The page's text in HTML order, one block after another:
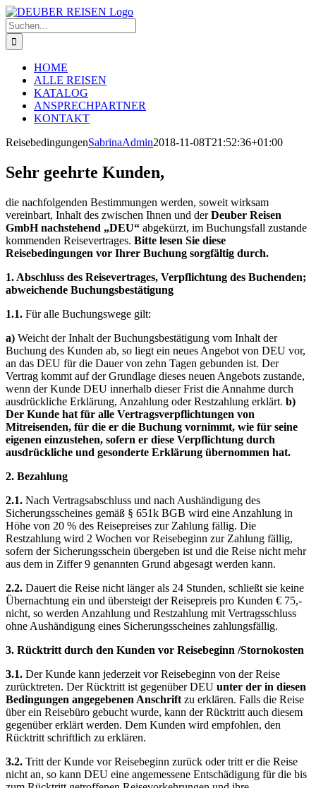
Zum
Inhalt
springen
Suche
nach:
HOME
ALLE REISEN
KATALOG
ANSPRECHPARTNER
KONTAKT
ReisebedingungenSabrinaAdmin2018-11-08T21:52:36+01:00
Sehr geehrte Kunden,
die nachfolgenden Bestimmungen werden, soweit wirksam
vereinbart, Inhalt des zwischen Ihnen und derDeuber Reisen
GmbH nachstehend „DEU“ abgekürzt, im Buchungsfall zustande
kommenden Reisevertrages. Bitte lesen Sie diese
Reisebedingungen vor Ihrer Buchung sorgfältig durch.
1. Abschluss des Reisevertrages, Verpflichtung des Buchenden;
abweichende Buchungsbestätigung
1.1. Für alle Buchungswege gilt:
a) Weicht der Inhalt der Buchungsbestätigung vom Inhalt der
Buchung des Kunden ab, so liegt ein neues Angebot von DEU vor,
an das DEU für die Dauer von zehn Tagen gebunden ist. Der
Vertrag kommt auf der Grundlage dieses neuen Angebots zustande,
wenn der Kunde DEU innerhalb dieser Frist die Annahme durch
ausdrückliche Erklärung, Anzahlung oder Restzahlung erklärt. b)
Der Kunde hat für alle Vertragsverpflichtungen von
Mitreisenden, für die er die Buchung vornimmt, wie für seine
eigenen einzustehen, sofern er diese Verpflichtung durch
ausdrückliche und gesonderte Erklärung übernommen hat.
2. Bezahlung
2.1. Nach Vertragsabschluss und nach Aushändigung des
Sicherungsscheines gemäß § 651k BGB wird eine Anzahlung in
Höhe von 20 % des Reisepreises zur Zahlung fällig. Die
Restzahlung wird 2 Wochen vor Reisebeginn zur Zahlung fällig,
sofern der Sicherungsschein übergeben ist und die Reise nicht mehr
aus dem in Ziffer 9 genannten Grund abgesagt werden kann.
2.2. Dauert die Reise nicht länger als 24 Stunden, schließt sie keine
Übernachtung ein und übersteigt der Reisepreis pro Kunden € 75,-
nicht, so werden Anzahlung und Restzahlung mit Vertragsschluss
ohne Aushändigung eines Sicherungsscheines zahlungsfällig.
3. Rücktritt durch den Kunden vor Reisebeginn /Stornokosten
3.1. Der Kunde kann jederzeit vor Reisebeginn von der Reise
zurücktreten. Der Rücktritt ist gegenüber DEU unter der in diesen
Bedingungen angegebenen Anschrift zu erklären. Falls die Reise
über ein Reisebüro gebucht wurde, kann der Rücktritt auch diesem
gegenüber erklärt werden. Dem Kunden wird empfohlen, den
Rücktritt schriftlich zu erklären.
3.2. Tritt der Kunde vor Reisebeginn zurück oder tritt er die Reise
nicht an, so kann DEU eine angemessene Entschädigung für die bis